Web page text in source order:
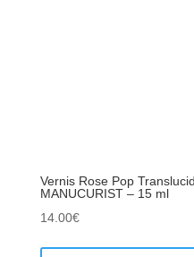
Vernis Rose Pop
MANUCURIST – 15 ml
14.00€